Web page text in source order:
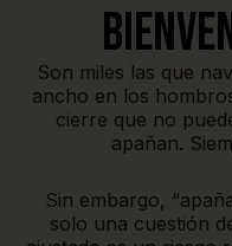
Chaqueta
Sudadera
Cuaderno de
Cocreación
Bienvenido a
Lista de deseos
Son miles las que
ancho en los
cierre que no
apañan.
Sin embargo,
solo una cuestión